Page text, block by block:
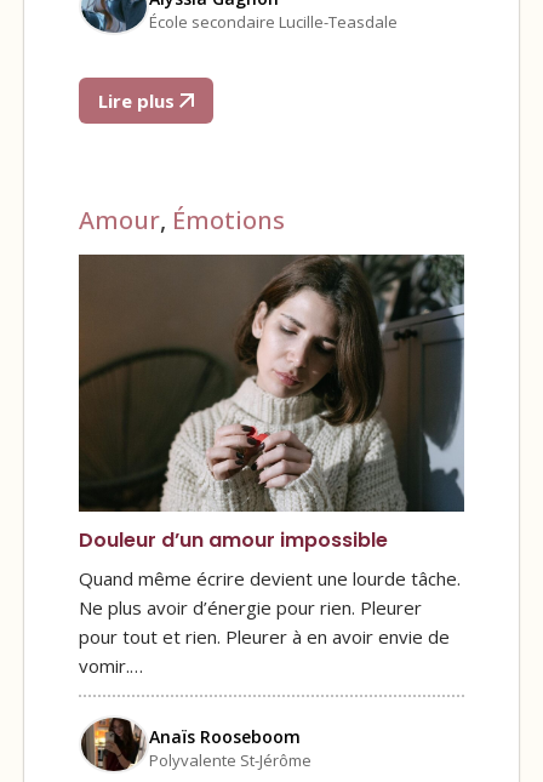
École secondaire Lucille-Teasdale
Lire plus
Amour, Émotions
Douleur d’un amour impossible
Quand même écrire devient une lourde tâche.
Ne plus avoir d’énergie pour rien. Pleurer
pour tout et rien. Pleurer à en avoir envie de
vomir.…
Anaïs Rooseboom
Polyvalente St-Jérôme